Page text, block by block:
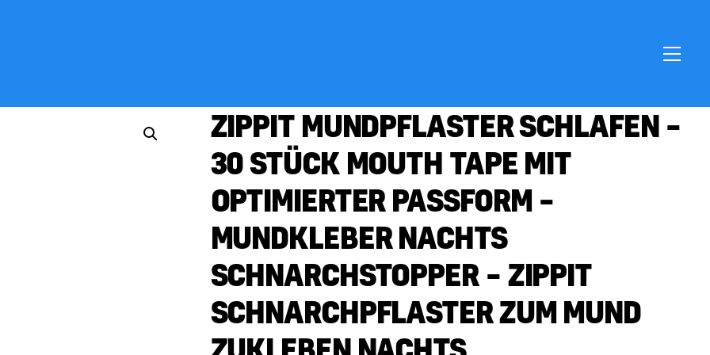
ZIPPIT MUNDPFLASTER SCHLAFEN –
30 STÜCK MOUTH TAPE MIT
OPTIMIERTER PASSFORM –
MUNDKLEBER NACHTS
SCHNARCHSTOPPER – ZIPPIT
SCHNARCHPFLASTER ZUM MUND